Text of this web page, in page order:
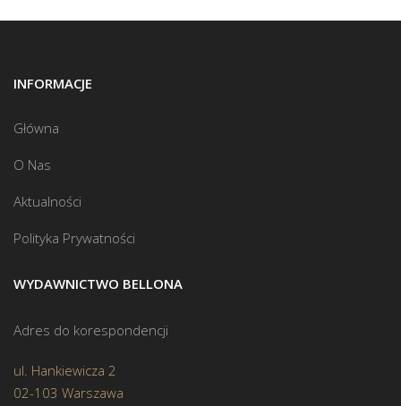
INFORMACJE
Główna
O Nas
Aktualności
Polityka Prywatności
WYDAWNICTWO BELLONA
Adres do korespondencji
ul. Hankiewicza 2
02-103 Warszawa